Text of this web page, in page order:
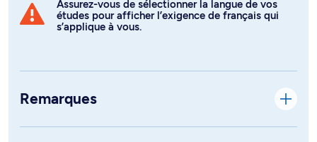
Assurez-vous de sélectionner la langue de vos
études pour afficher l’exigence de français qui
s’applique à vous.
Remarques